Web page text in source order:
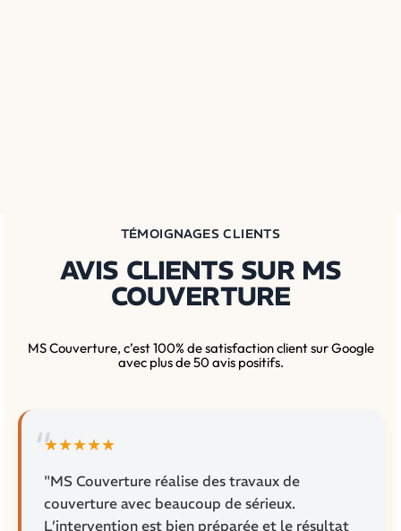
TÉMOIGNAGES CLIENTS
AVIS CLIENTS SUR MS
COUVERTURE
MS Couverture, c’est 100% de satisfaction client sur Google
avec plus de 50 avis positifs.
★★★★★
"MS Couverture réalise des travaux de
couverture avec beaucoup de sérieux.
L’intervention est bien préparée et le résultat